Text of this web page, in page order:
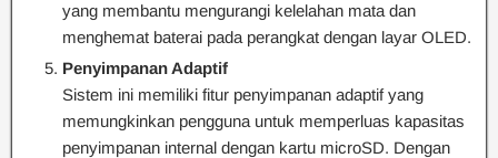
yang membantu mengurangi kelelahan mata dan
menghemat baterai pada perangkat dengan layar OLED.
Penyimpanan Adaptif
Sistem ini memiliki fitur penyimpanan adaptif yang
memungkinkan pengguna untuk memperluas kapasitas
penyimpanan internal dengan kartu microSD. Dengan